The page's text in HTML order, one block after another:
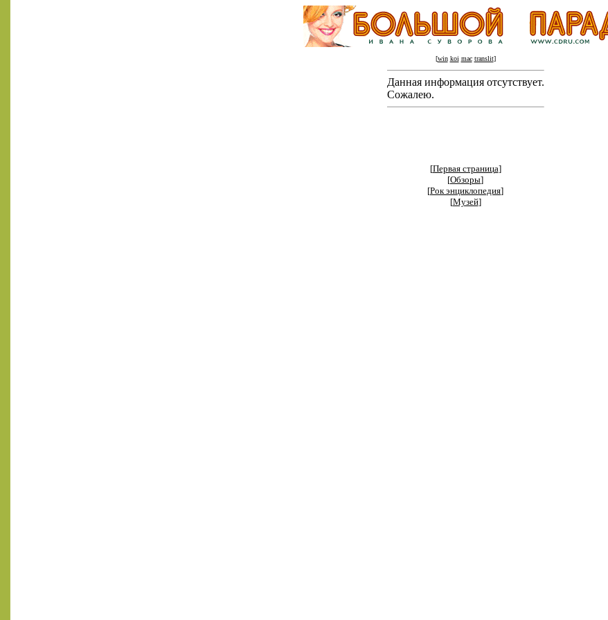
[win koi mac translit]
Данная информация отсутствует.
Сожалею.
[Первая страница]
[Обзоры]
[Рок энциклопедия]
[Музей]